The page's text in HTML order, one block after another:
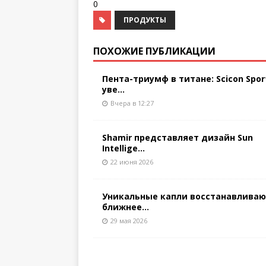
0
ПРОДУКТЫ
ПОХОЖИЕ ПУБЛИКАЦИИ
Пента-триумф в титане: Scicon
уве...
Вчера в 12:27
Shamir представляет дизайн Sun
Intellige...
22 июня 2026
Уникальные капли
ближнее...
29 мая 2026